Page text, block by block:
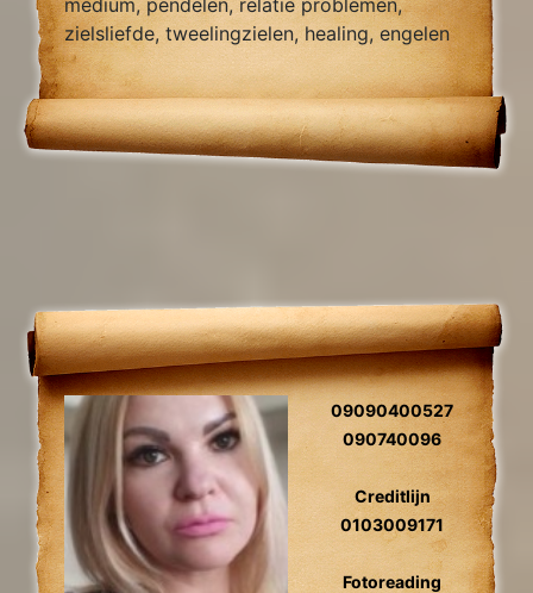
zielsliefde, tweelingzielen, healing, engelen
contact.
09090400527
090740096
Creditlijn
0103009171
Fotoreading